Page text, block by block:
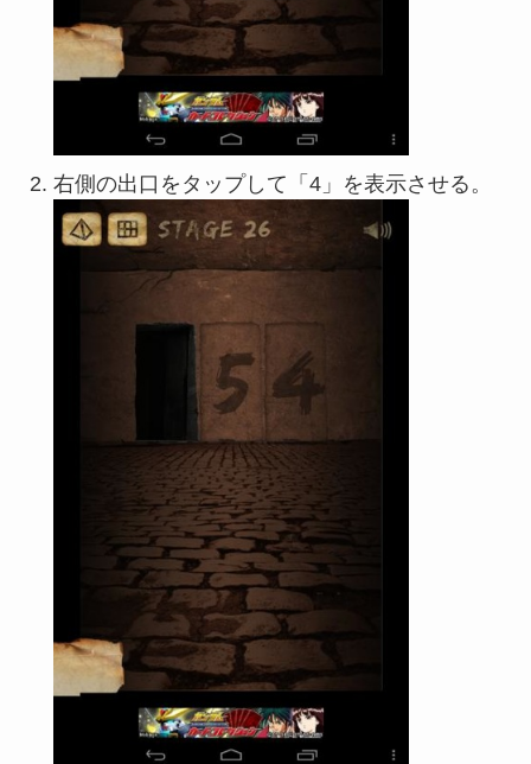
右側の出口をタップして「4」を表示させる。